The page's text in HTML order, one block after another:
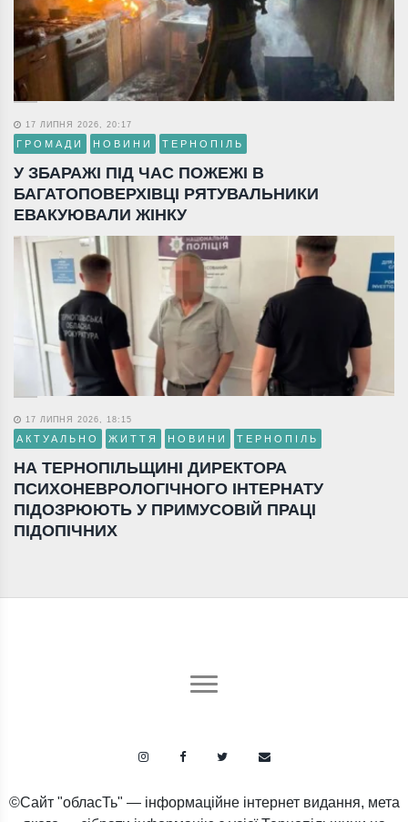
17 ЛИПНЯ 2026, 20:17
ГРОМАДИ НОВИНИ ТЕРНОПІЛЬ
У ЗБАРАЖІ ПІД ЧАС ПОЖЕЖІ В
БАГАТОПОВЕРХІВЦІ РЯТУВАЛЬНИКИ
ЕВАКУЮВАЛИ ЖІНКУ
17 ЛИПНЯ 2026, 18:15
АКТУАЛЬНО ЖИТТЯ НОВИНИ ТЕРНОПІЛЬ
НА ТЕРНОПІЛЬЩИНІ ДИРЕКТОРА
ПСИХОНЕВРОЛОГІЧНОГО ІНТЕРНАТУ
ПІДОЗРЮЮТЬ У ПРИМУСОВІЙ ПРАЦІ
ПІДОПІЧНИХ
©Сайт "обласТь" — інформаційне інтернет видання, мета